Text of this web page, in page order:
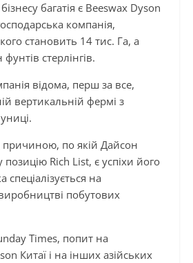
багатія є Beeswax Dyson
компанія,
становить 14 тис. Га, а
стерлінгів.
відома, перш за все,
вертикальній фермі з
по якій Дайсон
Rich List, є успіхи його
спеціалізується на
побутових
Times, попит на
Китаї і на інших азійських